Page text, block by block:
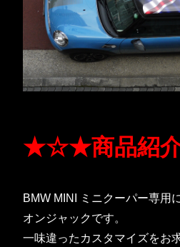
★☆★商品紹
BMW MINI ミニクーパー専用
オンジャックです。
一味違ったカスタマイズをお